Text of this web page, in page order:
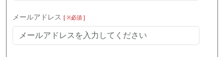
メールアドレス [ ※必須 ]